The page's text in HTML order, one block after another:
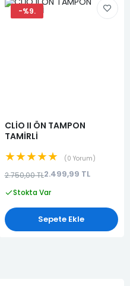
-%9.
CLİO II ÖN TAMPON
TAMİRLİ
★★★★★ 0 Yorum
2.750,00 TL2.499,99 TL
Stokta Var
Sepete Ekle